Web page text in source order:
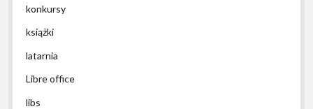
konkursy
książki
latarnia
Libre office
libs